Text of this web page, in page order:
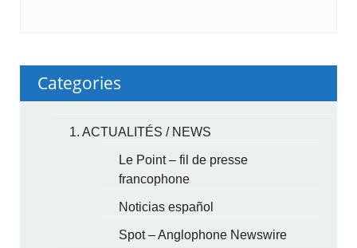
Categories
1. ACTUALITÉS / NEWS
Le Point – fil de presse
francophone
Noticias español
Spot – Anglophone Newswire